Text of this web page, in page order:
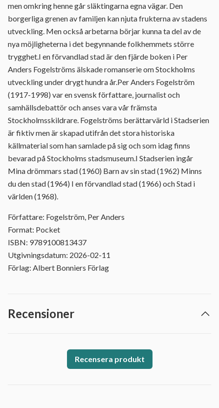
men omkring henne går släktingarna egna vägar. Den
borgerliga grenen av familjen kan njuta frukterna av stadens
utveckling. Men också arbetarna börjar kunna ta del av de
nya möjligheterna i det begynnande folkhemmets större
trygghet.I en förvandlad stad är den fjärde boken i Per
Anders Fogelströms älskade romanserie om Stockholms
utveckling under drygt hundra år.Per Anders Fogelström
(1917-1998) var en svensk författare, journalist och
samhällsdebattör och anses vara vår främsta
Stockholmsskildrare. Fogelströms berättarvärld i Stadserien
är fiktiv men är skapad utifrån det stora historiska
källmaterial som han samlade på sig och som idag finns
bevarad på Stockholms stadsmuseum.I Stadserien ingår
Mina drömmars stad (1960) Barn av sin stad (1962) Minns
du den stad (1964) I en förvandlad stad (1966) och Stad i
världen (1968).
Författare: Fogelström, Per Anders
Format: Pocket
ISBN: 9789100813437
Utgivningsdatum: 2026-02-11
Förlag: Albert Bonniers Förlag
Recensioner
Recensera produkt